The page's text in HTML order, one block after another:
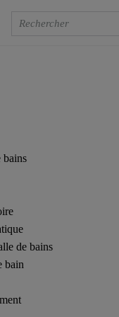
bains
de bains
bain